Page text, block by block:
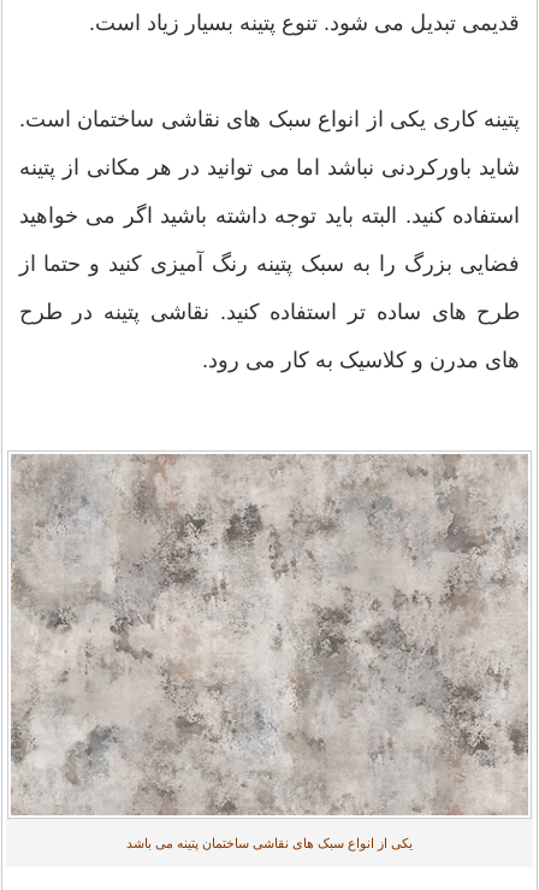
قدیمی تبدیل می شود. تنوع پتینه بسیار زیاد است.
پتینه کاری یکی از انواع سبک های نقاشی ساختمان است.
شاید باورکردنی نباشد اما می توانید در هر مکانی از پتینه
استفاده کنید. البته باید توجه داشته باشید اگر می خواهید
فضایی بزرگ را به سبک پتینه رنگ آمیزی کنید و حتما از
طرح های ساده تر استفاده کنید. نقاشی پتینه در طرح
های مدرن و کلاسیک به کار می رود.
یکی از انواع سبک های نقاشی ساختمان پتینه می باشد